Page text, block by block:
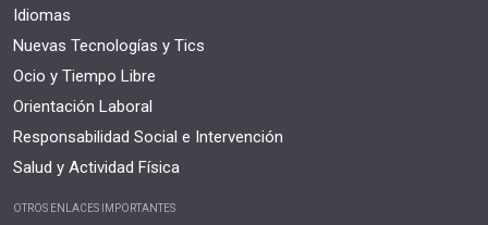
Idiomas
Nuevas Tecnologías y Tics
Ocio y Tiempo Libre
Orientación Laboral
Responsabilidad Social e Intervención
Salud y Actividad Física
OTROS ENLACES IMPORTANTES